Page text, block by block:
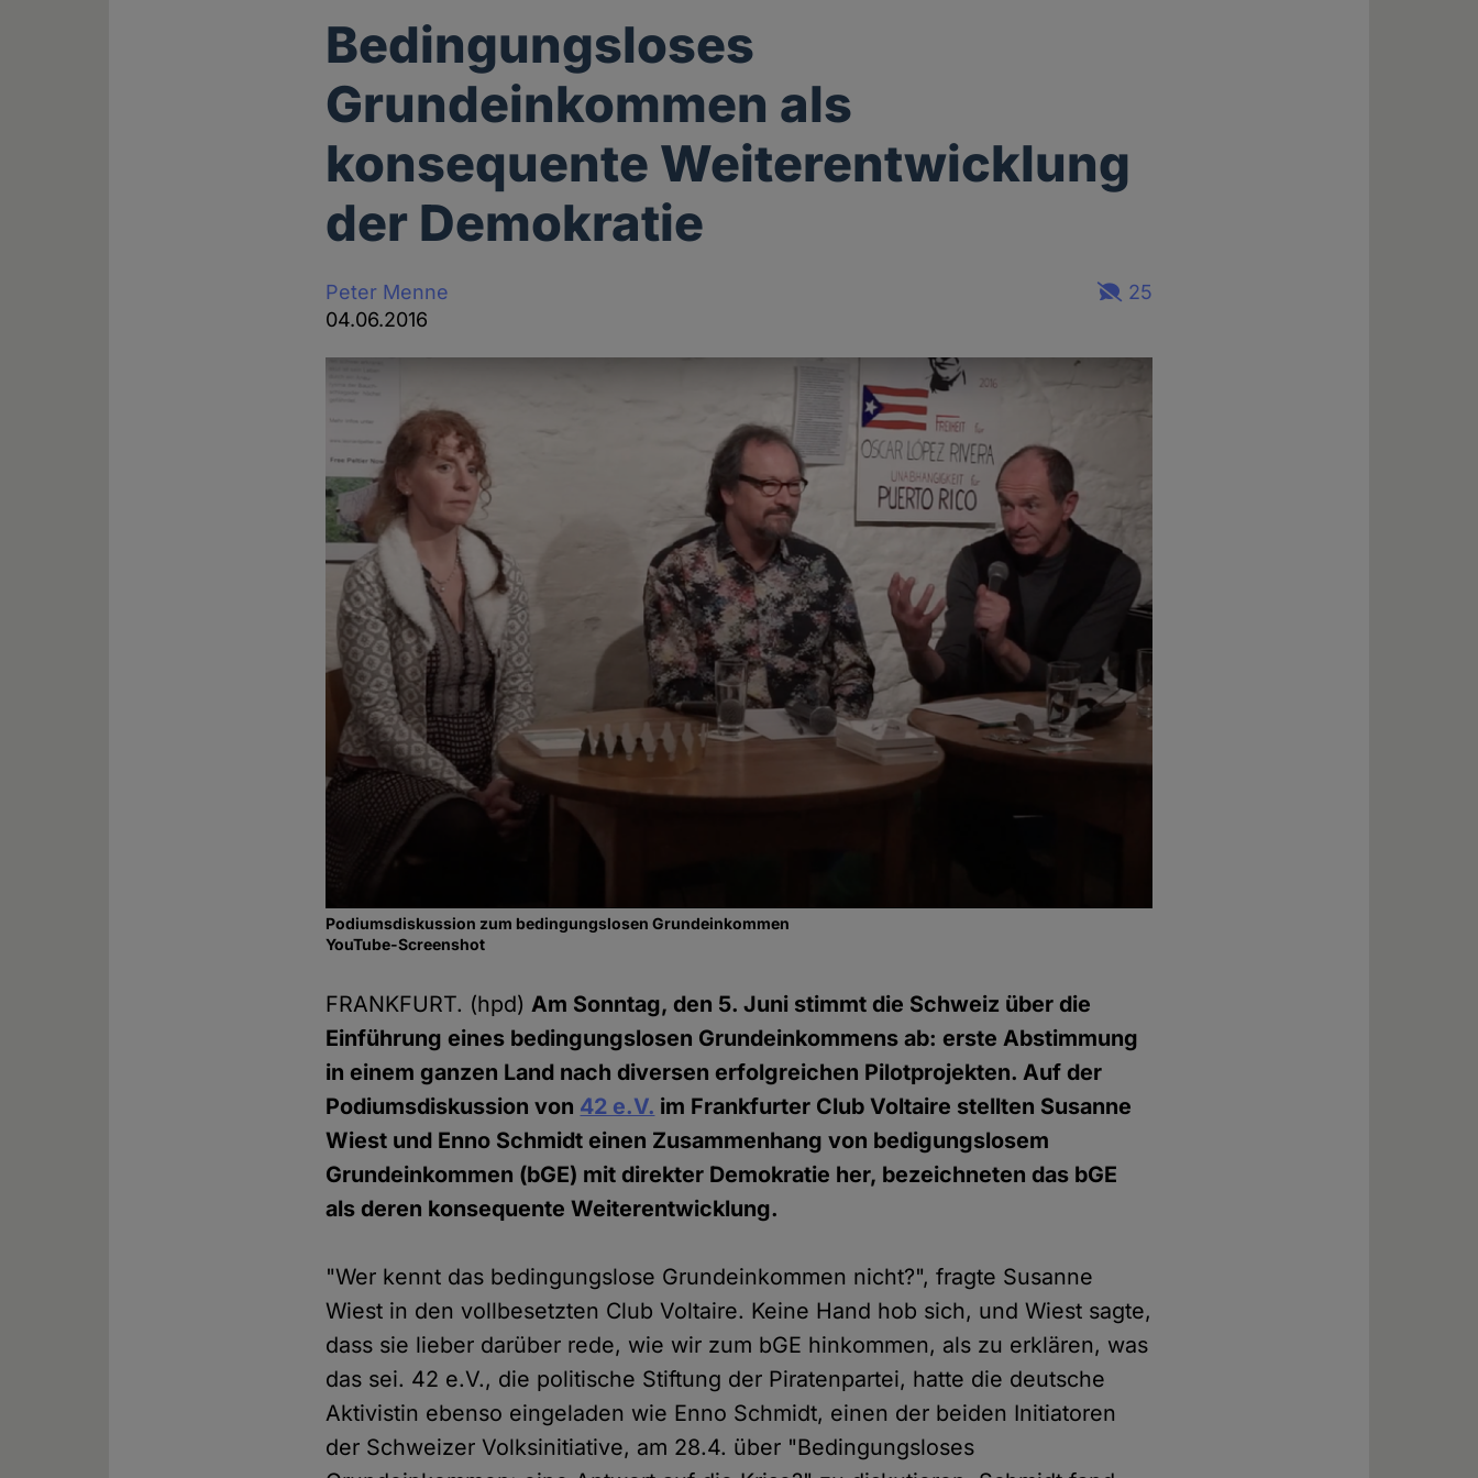
Bedingungsloses
Grundeinkommen als
konsequente Weiterentwicklung
der Demokratie
Peter Menne
04.06.2016
25
Podiumsdiskussion zum bedingungslosen Grundeinkommen
YouTube-Screenshot
FRANKFURT. (hpd)Am Sonntag, den 5. Juni stimmt die Schweiz über die
Einführung eines bedingungslosen Grundeinkommens ab: erste Abstimmung
in einem ganzen Land nach diversen erfolgreichen Pilotprojekten. Auf der
Podiumsdiskussion von 42 e.V. im Frankfurter Club Voltaire stellten Susanne
Wiest und Enno Schmidt einen Zusammenhang von bedigungslosem
Grundeinkommen (bGE) mit direkter Demokratie her, bezeichneten das bGE
als deren konsequente Weiterentwicklung.
"Wer kennt das bedingungslose Grundeinkommen nicht?", fragte Susanne
Wiest in den vollbesetzten Club Voltaire. Keine Hand hob sich, und Wiest sagte,
dass sie lieber darüber rede, wie wir zum bGE hinkommen, als zu erklären, was
das sei. 42 e.V., die politische Stiftung der Piratenpartei, hatte die deutsche
Aktivistin ebenso eingeladen wie Enno Schmidt, einen der beiden Initiatoren
der Schweizer Volksinitiative, am 28.4. über "Bedingungsloses